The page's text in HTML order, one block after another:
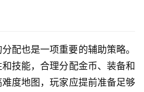
配也是一项重要的辅助策略。
技能，合理分配金币、装备和
度地图，玩家应提前准备足够